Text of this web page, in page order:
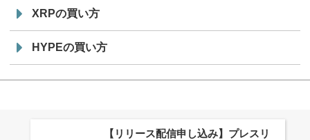
XRPの買い方
HYPEの買い方
株式会社PlnX、アジア最大級のグロ